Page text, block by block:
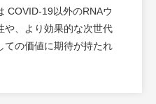
COVID-19以外のRNAウ
や、より効果的な次世代
ての価値に期待が持たれ